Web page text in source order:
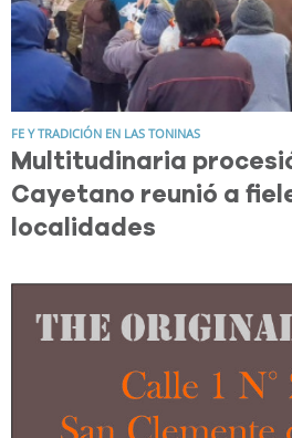
FE Y TRADICIÓN EN LAS TONINAS
Multitudinaria
Cayetano reunió a
localidades